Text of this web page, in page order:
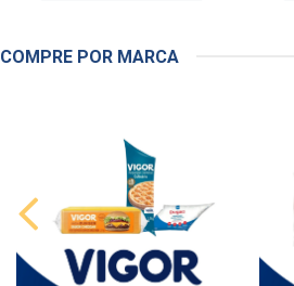
COMPRE POR MARCA